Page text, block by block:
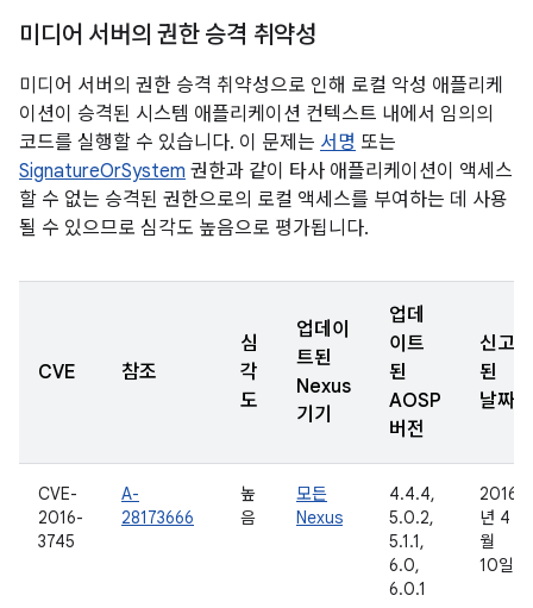
미디어 서버의 권한 승격 취약성
미디어 서버의 권한 승격 취약성으로 인해 로컬 악성 애플리케
이션이 승격된 시스템 애플리케이션 컨텍스트 내에서 임의의
코드를 실행할 수 있습니다. 이 문제는 서명 또는
SignatureOrSystem 권한과 같이 타사 애플리케이션이 액세스
할 수 없는 승격된 권한으로의 로컬 액세스를 부여하는 데 사용
될 수 있으므로 심각도 높음으로 평가됩니다.
CVE 참조
심
각
도
업데이
트된
Nexus
기기
업데
이트
된
AOSP
버전
신고
된
날짜
CVE-
2016-
3745
A-
28173666
높
음
모든
Nexus
4.4.4,
5.0.2,
5.1.1,
6.0,
6.0.1
2016
년 4
월
10일